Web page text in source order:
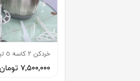
خردكن ٢ كاسه ٥ ليتر تفال
۷,۵۰۰,۰۰۰ تومان